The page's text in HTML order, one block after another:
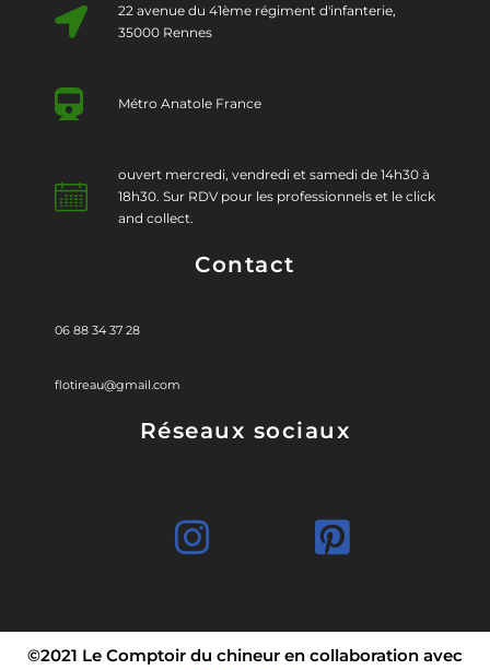
22 avenue du 41ème régiment d'infanterie,
35000 Rennes
Métro Anatole France
ouvert mercredi, vendredi et samedi de 14h30 à
18h30. Sur RDV pour les professionnels et le click
and collect.
Contact
06 88 34 37 28
flotireau@gmail.com
Réseaux sociaux
©2021 Le Comptoir du chineur en collaboration avec